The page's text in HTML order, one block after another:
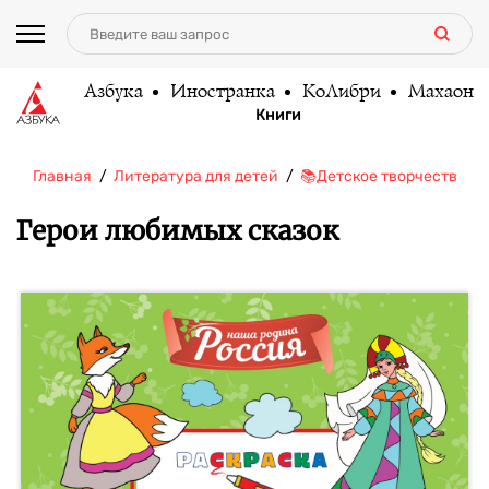
Азбука Иностранка КоЛибри Махаон
Книги
Главная Литература для детей 📚Детское творчество и
Герои любимых сказок